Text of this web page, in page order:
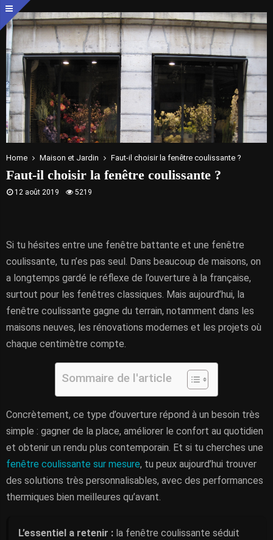
Home Maison et Jardin Faut-il choisir la fenêtre coulissante ?
Faut-il choisir la fenêtre coulissante ?
12 août 2019 5219
Si tu hésites entre une fenêtre battante et une fenêtre
coulissante, tu n’es pas seul. Dans beaucoup de maisons, on
a longtemps gardé le réflexe de l’ouverture à la française,
surtout pour les fenêtres classiques. Mais aujourd’hui, la
fenêtre coulissante gagne du terrain, notamment dans les
maisons neuves, les rénovations modernes et les projets où
chaque centimètre compte.
Sommaire de l'article
Concrètement, ce type d’ouverture répond à un besoin très
simple : gagner de la place, améliorer le confort au quotidien
et obtenir un rendu plus contemporain. Et si tu cherches une
fenêtre coulissante sur mesure, tu peux aujourd’hui trouver
des solutions très personnalisables, avec des performances
thermiques bien meilleures qu’avant.
L’essentiel a retenir : la fenêtre coulissante séduit